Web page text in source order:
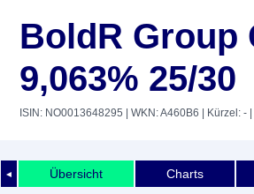
BoldR Group
9,063% 25/30
ISIN: NO0013648295 | WKN: A460B6 | Kürzel: -
◄ Übersicht Charts